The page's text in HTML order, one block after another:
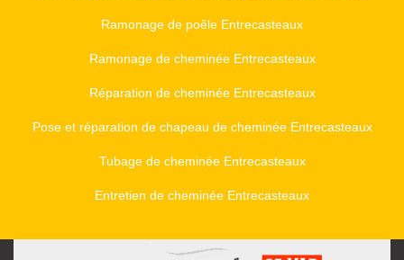
Ramonage de poêle Entrecasteaux
Ramonage de cheminée Entrecasteaux
Réparation de cheminée Entrecasteaux
Pose et réparation de chapeau de cheminée Entrecasteaux
Tubage de cheminée Entrecasteaux
Entretien de cheminée Entrecasteaux